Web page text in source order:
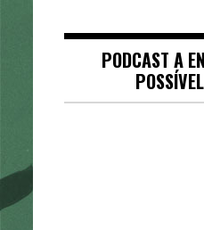
PODCAST A